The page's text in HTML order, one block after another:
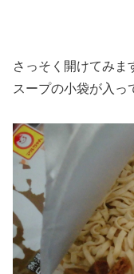
さっそく開けてみま
スープの小袋が入っ